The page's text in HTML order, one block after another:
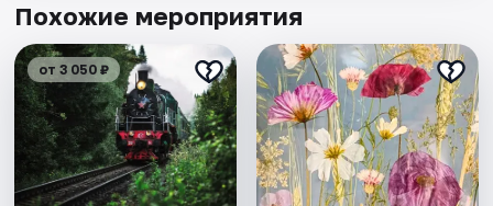
Похожие мероприятия
от 3 050 ₽